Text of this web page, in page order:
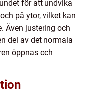
för att undvika
på ytor, vilket kan
Även justering och
del av det normala
öppnas och